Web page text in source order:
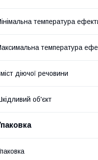
температура
температура
діючої речовини
об'єкт